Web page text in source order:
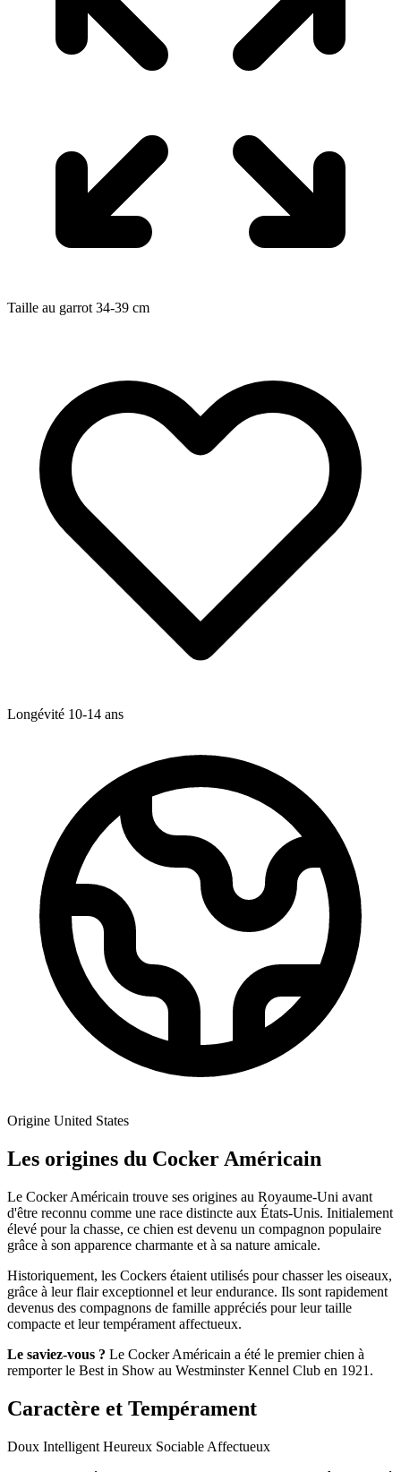
Taille au garrot 34-39 cm
Longévité 10-14 ans
Origine United States
Les origines du Cocker Américain
Le Cocker Américain trouve ses origines au Royaume-Uni avant
d'être reconnu comme une race distincte aux États-Unis. Initialement
élevé pour la chasse, ce chien est devenu un compagnon populaire
grâce à son apparence charmante et à sa nature amicale.
Historiquement, les Cockers étaient utilisés pour chasser les oiseaux,
grâce à leur flair exceptionnel et leur endurance. Ils sont rapidement
devenus des compagnons de famille appréciés pour leur taille
compacte et leur tempérament affectueux.
Le saviez-vous ? Le Cocker Américain a été le premier chien à
remporter le Best in Show au Westminster Kennel Club en 1921.
Caractère et Tempérament
Doux Intelligent Heureux Sociable Affectueux